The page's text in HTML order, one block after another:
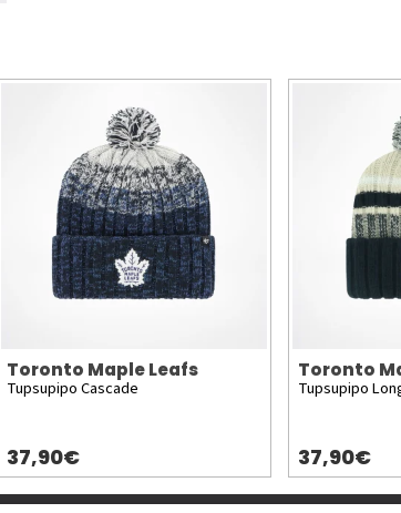
Toronto Maple Leafs
Tupsupipo Cascade
37,90€
Toronto
Tupsupipo
37,90€